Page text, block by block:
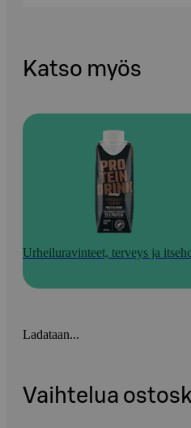
Katso myös
Urheiluravinteet, terveys ja
Ladataan...
Vaihtelua